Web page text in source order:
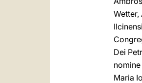
Dei
Maria